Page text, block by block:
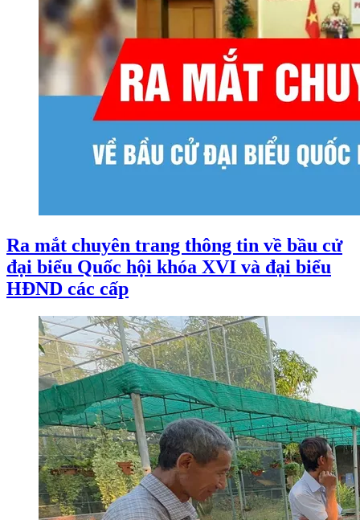
Ra mắt chuyên trang thông tin về bầu cử
đại biểu Quốc hội khóa XVI và đại biểu
HĐND các cấp